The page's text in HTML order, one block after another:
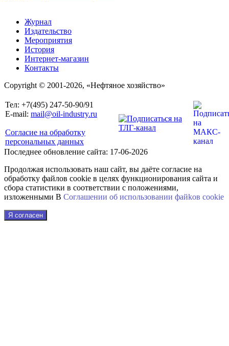
Журнал
Издательство
Мероприятия
История
Интернет-магазин
Контакты
Copyright © 2001-2026, «Нефтяное хозяйство»
Тел: +7(495) 247-50-90/91
E-mail: mail@oil-industry.ru
Согласие на обработку
персональных данных
Последнее обновление сайта: 17-06-2026
Продолжая использовать наш сайт, вы даёте согласие на
обработку файлов cookie в целях функционирования сайта и
сбора статистики в соответствии с положениями,
изложенными В Соглашении об использовании файkов cookie
Я согласен